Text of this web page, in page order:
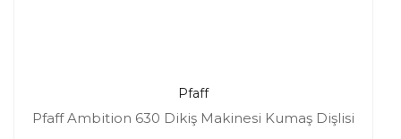
Pfaff
Pfaff Ambition 630 Dikiş Makinesi Kumaş Dişlisi